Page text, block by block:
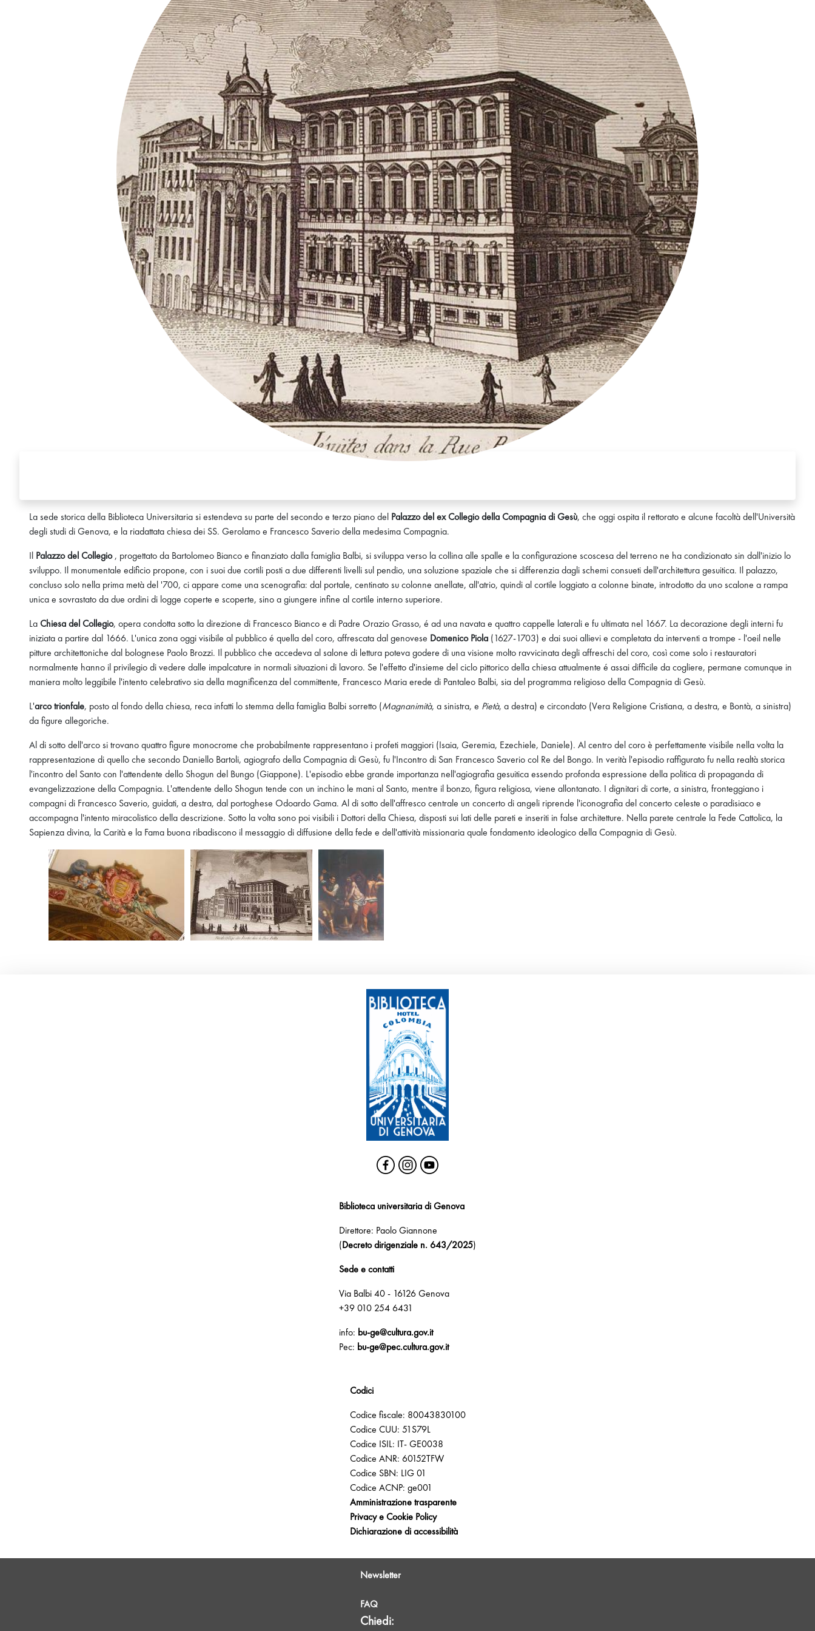
La sede storica della Biblioteca Universitaria si estendeva su parte del secondo e terzo piano del Palazzo del ex Collegio della Compagnia di Gesù, che oggi ospita il rettorato e alcune facoltà dell'Università
degli studi di Genova, e la riadattata chiesa dei SS. Gerolamo e Francesco Saverio della medesima Compagnia.
Il Palazzo del Collegio, progettato da Bartolomeo Bianco e finanziato dalla famiglia Balbi, si sviluppa verso la collina alle spalle e la configurazione scoscesa del terreno ne ha condizionato sin dall'inizio lo
sviluppo. Il monumentale edificio propone, con i suoi due cortili posti a due differenti livelli sul pendio, una soluzione spaziale che si differenzia dagli schemi consueti dell'architettura gesuitica. Il palazzo,
concluso solo nella prima metà del '700, ci appare come una scenografia: dal portale, centinato su colonne anellate, all'atrio, quindi al cortile loggiato a colonne binate, introdotto da uno scalone a rampa
unica e sovrastato da due ordini di logge coperte e scoperte, sino a giungere infine al cortile interno superiore.
LaChiesa del Collegio, opera condotta sotto la direzione di Francesco Bianco e di Padre Orazio Grasso, é ad una navata e quattro cappelle laterali e fu ultimata nel 1667. La decorazione degli interni fu
iniziata a partire dal 1666. L'unica zona oggi visibile al pubblico é quella del coro, affrescata dal genovese Domenico Piola (1627-1703) e dai suoi allievi e completata da interventi a trompe - l'oeil nelle
pitture architettoniche dal bolognese Paolo Brozzi. Il pubblico che accedeva al salone di lettura poteva godere di una visione molto ravvicinata degli affreschi del coro, così come solo i restauratori
normalmente hanno il privilegio di vedere dalle impalcature in normali situazioni di lavoro. Se l'effetto d'insieme del ciclo pittorico della chiesa attualmente é assai difficile da cogliere, permane comunque in
maniera molto leggibile l'intento celebrativo sia della magnificenza del committente, Francesco Maria erede di Pantaleo Balbi, sia del programma religioso della Compagnia di Gesù.
L'arco trionfale, posto al fondo della chiesa, reca infatti lo stemma della famiglia Balbi sorretto (Magnanimità, a sinistra, e Pietà, a destra) e circondato (Vera Religione Cristiana, a destra, e Bontà, a sinistra)
da figure allegoriche.
Al di sotto dell'arco si trovano quattro figure monocrome che probabilmente rappresentano i profeti maggiori (Isaia, Geremia, Ezechiele, Daniele). Al centro del coro è perfettamente visibile nella volta la
rappresentazione di quello che secondo Daniello Bartoli, agiografo della Compagnia di Gesù, fu l'Incontro di San Francesco Saverio col Re del Bongo. In verità l'episodio raffigurato fu nella realtà storica
l'incontro del Santo con l'attendente dello Shogun del Bungo (Giappone). L'episodio ebbe grande importanza nell'agiografia gesuitica essendo profonda espressione della politica di propaganda di
evangelizzazione della Compagnia. L'attendente dello Shogun tende con un inchino le mani al Santo, mentre il bonzo, figura religiosa, viene allontanato. I dignitari di corte, a sinistra, fronteggiano i
compagni di Francesco Saverio, guidati, a destra, dal portoghese Odoardo Gama. Al di sotto dell'affresco centrale un concerto di angeli riprende l'iconografia del concerto celeste o paradisiaco e
accompagna l'intento miracolistico della descrizione. Sotto la volta sono poi visibili i Dottori della Chiesa, disposti sui lati delle pareti e inseriti in false architetture. Nella parete centrale la Fede Cattolica, la
Sapienza divina, la Carità e la Fama buona ribadiscono il messaggio di diffusione della fede e dell'attività missionaria quale fondamento ideologico della Compagnia di Gesù.
Biblioteca universitaria di Genova
Direttore: Paolo Giannone
(Decreto dirigenziale n. 643/2025)
Sede e contatti
Via Balbi 40 - 16126 Genova
+39 010 254 6431
info: bu-ge@cultura.gov.it
Pec: bu-ge@pec.cultura.gov.it
Codici
Codice fiscale: 80043830100
Codice CUU: 51S79L
Codice ISIL: IT- GE0038
Codice ANR: 60152TFW
Codice SBN: LIG 01
Codice ACNP: ge001
Amministrazione trasparente
Privacy e Cookie Policy
Dichiarazione di accessibilità
Newsletter
FAQ
Chiedi: